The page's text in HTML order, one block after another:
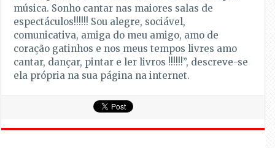
música. Sonho cantar nas maiores salas de
espectáculos!!!!!! Sou alegre, sociável,
comunicativa, amiga do meu amigo, amo de
coração gatinhos e nos meus tempos livres amo
cantar, dançar, pintar e ler livros !!!!!!”, descreve-se
ela própria na sua página na internet.